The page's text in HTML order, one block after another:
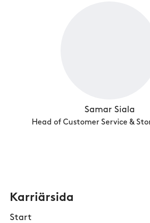
Samar Siala
Head of Customer Service &
Karriärsida
Start